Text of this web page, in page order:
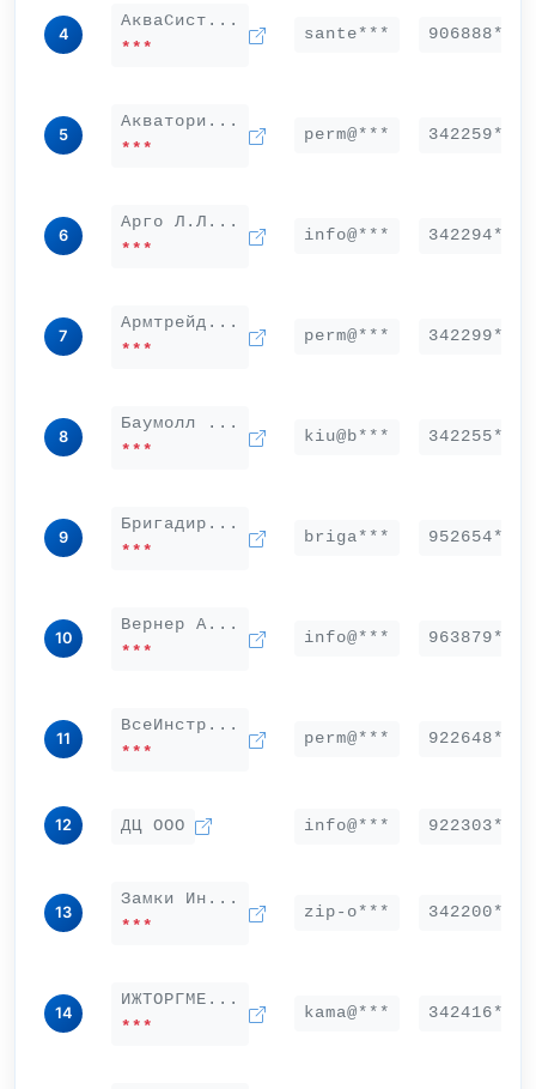
4
АкваСист...
***
sante*** 906888***
5
Акватори...
***
perm@*** 342259***
6
Арго Л.Л...
***
info@*** 342294***
7
Армтрейд...
***
perm@*** 342299***
8
Баумолл ...
***
kiu@b*** 342255***
9
Бригадир...
***
briga*** 952654***
10
Вернер А...
***
info@*** 963879***
11
ВсеИнстр...
***
perm@*** 922648***
12 ДЦ ООО info@*** 922303***
13
Замки Ин...
***
zip-o*** 342200***
14
ИЖТОРГМЕ...
***
kama@*** 342416***